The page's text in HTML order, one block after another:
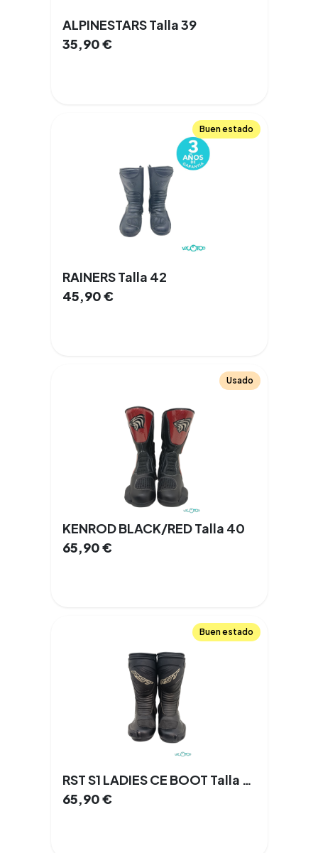
ALPINESTARS Talla 39
35,90€
Buen estado
RAINERS Talla 42
45,90€
Usado
KENROD BLACK/RED Talla 40
65,90€
Buen estado
RST S1 LADIES CE BOOT Talla 38
65,90€